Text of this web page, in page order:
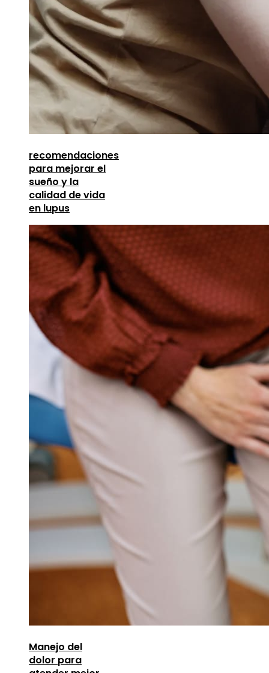
recomendaciones
para mejorar el
sueño y la
calidad de vida
en lupus
Manejo del
dolor para